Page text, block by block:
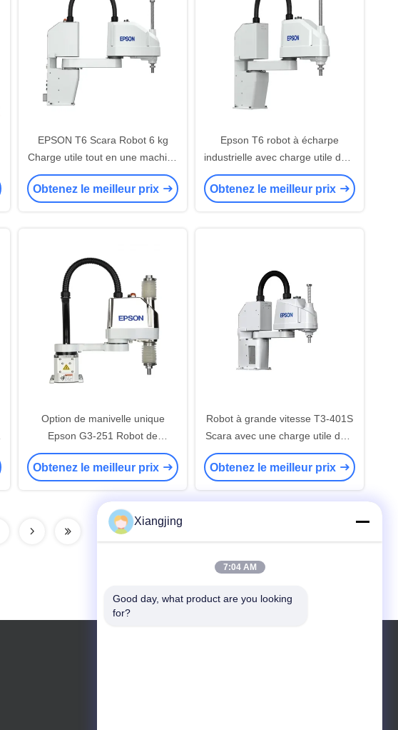
EPSON T6 Scara Robot 6 kg
Charge utile tout en une machine
pour l'emballage
Obtenez le meilleur prix
Epson T6 robot à écharpe
industrielle avec charge utile de 6
kg pour l'emballage
Obtenez le meilleur prix
Option de manivelle unique
Epson G3-251 Robot de
scarification pour le choix et le
placement
Obtenez le meilleur prix
Robot à grande vitesse T3-401S
Scara avec une charge utile de 3
kg de bras de robot à 4 axes
pour robot industriel pour
Obtenez le meilleur prix
Xiangjing
7:04 AM
Good day, what product are you looking
for?